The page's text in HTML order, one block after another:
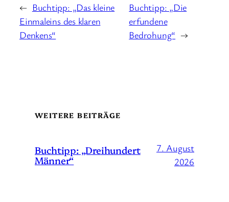
← Buchtipp: „Das kleine
Einmaleins des klaren
Denkens“
Buchtipp: „Die
erfundene
Bedrohung“ →
WEITERE BEITRÄGE
Buchtipp: „Dreihundert
Männer“
7. August
2026